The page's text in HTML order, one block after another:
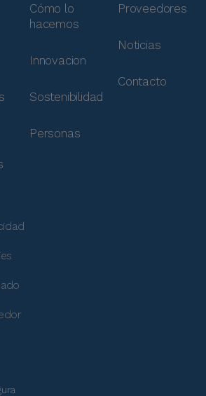
Cómo lo
hacemos
Innovacion
Sostenibilidad
Personas
Proveedores
Noticias
Contacto